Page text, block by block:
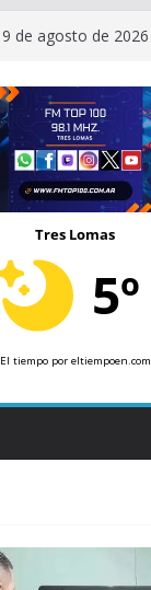
9 de agosto de 2026
Tres Lomas
5º
El tiempopor eltiempoen.com